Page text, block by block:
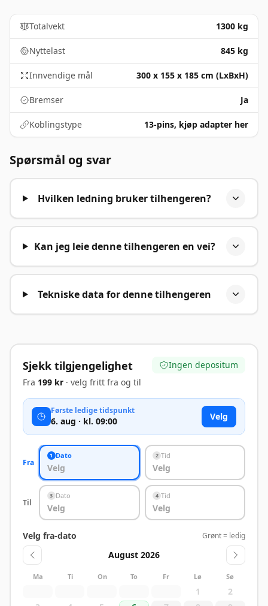
Totalvekt 1300 kg
Nyttelast 845 kg
Innvendige mål 300 x 155 x 185 cm (LxBxH)
Bremser Ja
Koblingstype 13-pins, kjøp adapter her
Spørsmål og svar
Hvilken ledning bruker tilhengeren?
Kan jeg leie denne tilhengeren en vei?
Tekniske data for denne tilhengeren
Sjekk tilgjengelighet
Ingen depositum
Fra 199 kr · velg fritt fra og til
Første ledige tidspunkt
6. aug · kl. 09:00 Velg
Fra
1 Dato
Velg
2 Tid
Velg
Til
3 Dato
Velg
4 Tid
Velg
Velg fra-dato Grønt = ledig
August 2026
Ma Ti On To Fr Lø Sø
1
2